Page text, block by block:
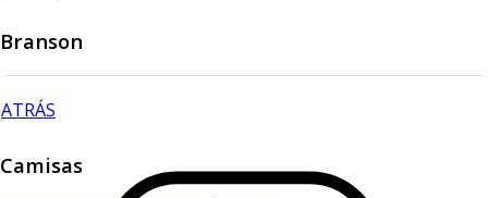
Branson
ATRÁS
Camisas